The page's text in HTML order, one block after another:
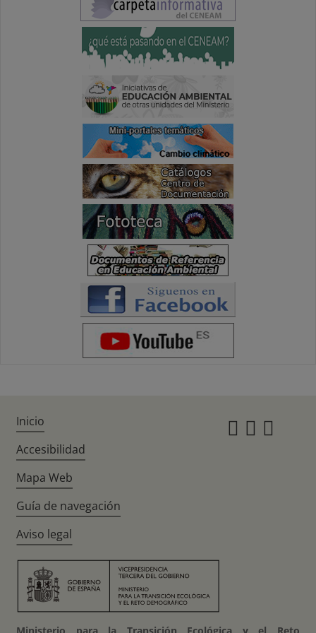
Inicio
Accesibilidad
Mapa Web
Guía de navegación
Aviso legal